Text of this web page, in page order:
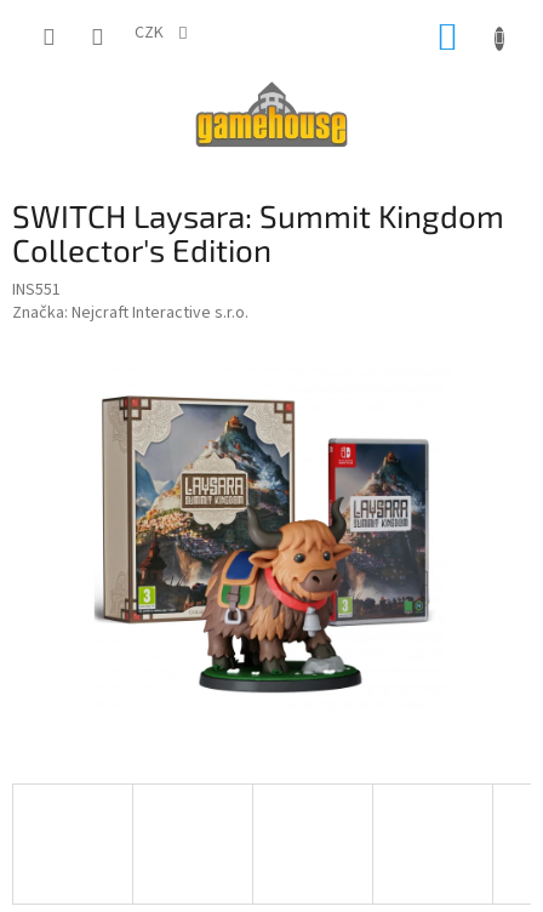
CZK
SWITCH Laysara: Summit Kingdom
Collector's Edition
INS551
Značka: Nejcraft Interactive s.r.o.